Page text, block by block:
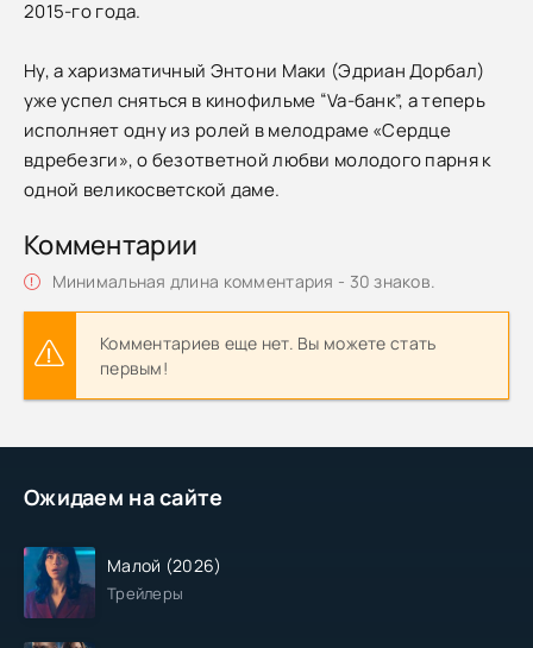
Ожидаем на сайте
Малой (2026)
Трейлеры
2015-го года.
Ну, а харизматичный Энтони Маки (Эдриан Дорбал)
уже успел сняться в кинофильме “Va-банк”, а теперь
исполняет одну из ролей в мелодраме «Сердце
вдребезги», о безответной любви молодого парня к
одной великосветской даме.
Комментарии
Минимальная длина комментария - 30 знаков.
Комментариев еще нет. Вы можете стать
первым!